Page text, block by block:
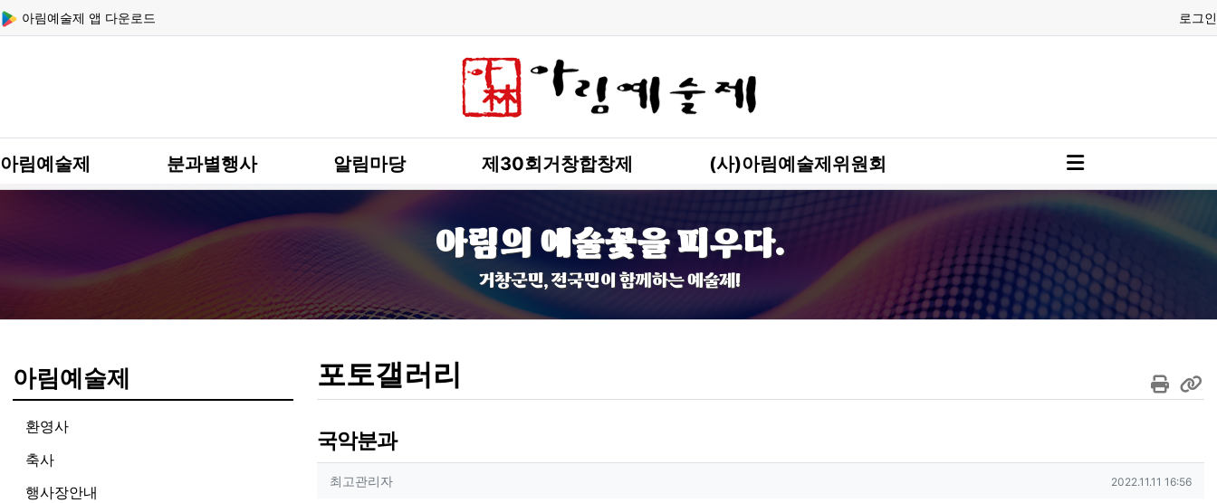
상단 네비 로그인
아림예술제 앱 다운로드
메인 메뉴
아림예술제 분과별행사 알림마당 제30회거창합창제 (사)아림예술제위원회
아림의 예술꽃을 피우다.
거창군민, 전국민이 함께하는 예술제!
포토갤러리
국악분과
작성자 정보
최고관리자작성 작성일
2022.11.11 16:56
아림예술제
환영사
축사
행사장안내